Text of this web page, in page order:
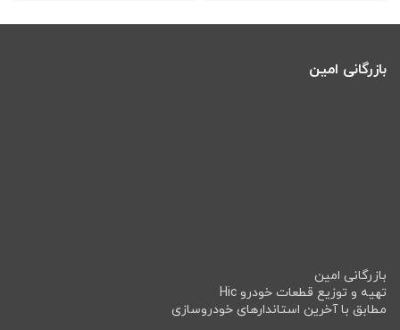
بازرگانی امین
بازرگانی امین
تهیه و توزیع قطعات خودرو Hic
مطابق با آخرین استاندارهای خودروسازی